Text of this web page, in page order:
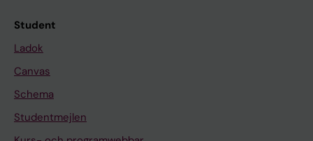
Student
Ladok
Canvas
Schema
Studentmejlen